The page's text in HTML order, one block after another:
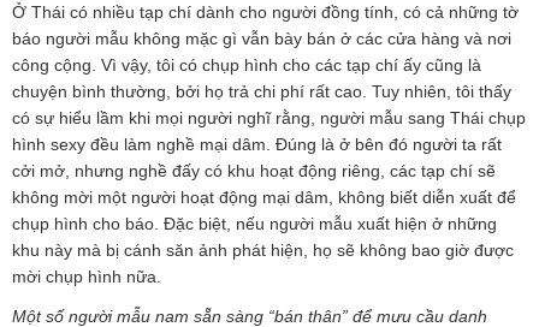
Ở Thái có nhiều tạp chí dành cho người đồng tính, có cả những tờ
báo người mẫu không mặc gì vẫn bày bán ở các cửa hàng và nơi
công cộng. Vì vậy, tôi có chụp hình cho các tạp chí ấy cũng là
chuyện bình thường, bởi họ trả chi phí rất cao. Tuy nhiên, tôi thấy
có sự hiểu lầm khi mọi người nghĩ rằng, người mẫu sang Thái chụp
hình sexy đều làm nghề mại dâm. Đúng là ở bên đó người ta rất
cởi mở, nhưng nghề đấy có khu hoạt động riêng, các tạp chí sẽ
không mời một người hoạt động mại dâm, không biết diễn xuất để
chụp hình cho báo. Đặc biệt, nếu người mẫu xuất hiện ở những
khu này mà bị cánh săn ảnh phát hiện, họ sẽ không bao giờ được
mời chụp hình nữa.
Một số người mẫu nam sẵn sàng “bán thân” để mưu cầu danh